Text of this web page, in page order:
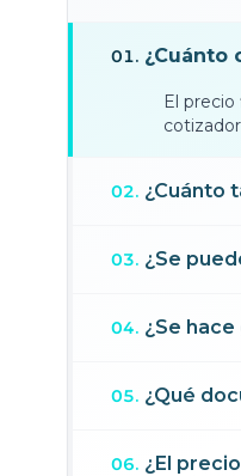
01. ¿Cuánto
El
02. ¿Cuánto
03. ¿Se
04. ¿Se
05. ¿Qué
06. ¿El